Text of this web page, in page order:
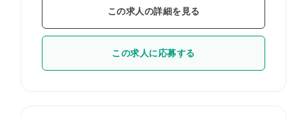
この求人の詳細を見る
この求人に応募する